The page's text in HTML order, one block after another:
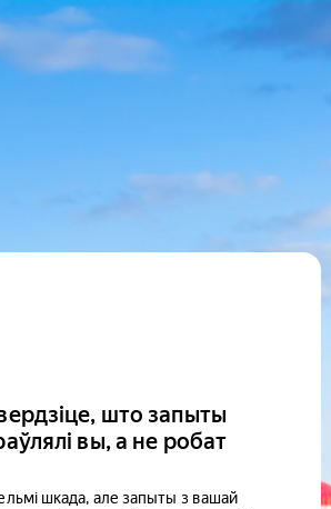
што запыты
вы, а не робат
шкада, але запыты з вашай